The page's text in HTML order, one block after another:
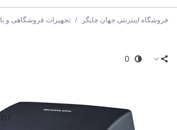
فروشگاه اینترنتی جهان چاپگر / تجهیزات فروشگاهی و
0